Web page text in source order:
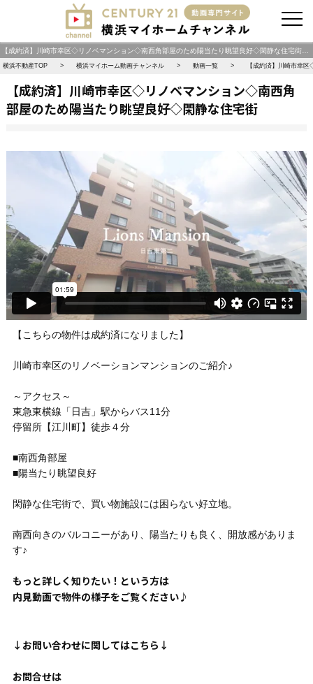
横浜不動産TOP 横浜マイホーム動画チャンネル 動画一覧 【成約済】川崎市幸
【成約済】川崎市幸区◇リノベマンション◇南西角
部屋のため陽当たり眺望良好◇閑静な住宅街
【こちらの物件は成約済になりました】
川崎市幸区のリノベーションマンションのご紹介♪
～アクセス～
東急東横線「日吉」駅からバス11分
停留所【江川町】徒歩４分
■南西角部屋
■陽当たり眺望良好
閑静な住宅街で、買い物施設には困らない好立地。
南西向きのバルコニーがあり、陽当たりも良く、開放感がありま
す♪
もっと詳しく知りたい！という方は
内見動画で物件の様子をご覧ください♪
↓お問い合わせに関してはこちら↓
お問合せは